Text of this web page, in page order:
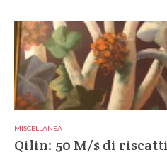
MISCELLANEA
Qilin: 50 M/$ di riscatti